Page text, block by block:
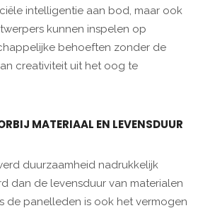
intelligentie aan bod, maar ook
kunnen inspelen op
behoeften zonder de
creativiteit uit het oog te
MATERIAAL EN LEVENSDUUR
duurzaamheid nadrukkelijk
dan de levensduur van materialen
de panelleden is ook het vermogen